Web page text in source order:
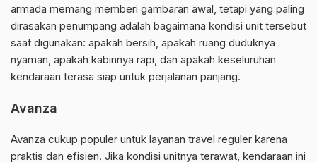
armada memang memberi gambaran awal, tetapi yang paling
dirasakan penumpang adalah bagaimana kondisi unit tersebut
saat digunakan: apakah bersih, apakah ruang duduknya
nyaman, apakah kabinnya rapi, dan apakah keseluruhan
kendaraan terasa siap untuk perjalanan panjang.
Avanza
Avanza cukup populer untuk layanan travel reguler karena
praktis dan efisien. Jika kondisi unitnya terawat, kendaraan ini